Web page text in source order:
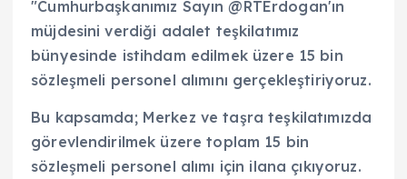
"Cumhurbaşkanımız Sayın @RTErdogan'ın
müjdesini verdiği adalet teşkilatımız
bünyesinde istihdam edilmek üzere 15 bin
sözleşmeli personel alımını gerçekleştiriyoruz.
Bu kapsamda; Merkez ve taşra teşkilatımızda
görevlendirilmek üzere toplam 15 bin
sözleşmeli personel alımı için ilana çıkıyoruz.